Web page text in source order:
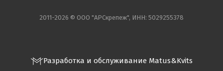
2011-2026 © ООО "АРСкрепеж", ИНН: 5029255378
Разработка и обслуживание Matus&Kvits